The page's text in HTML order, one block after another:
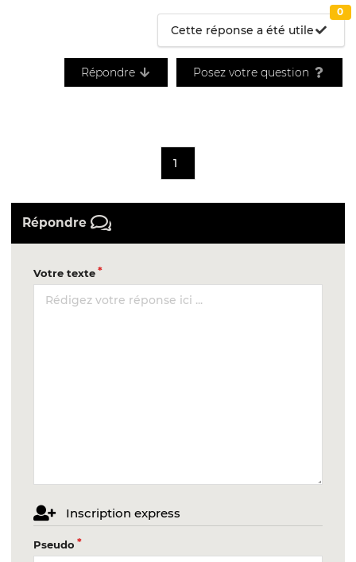
Cette réponse a été utile
0
Répondre Posez votre question
1
Répondre
Votre texte
Inscription express
Pseudo